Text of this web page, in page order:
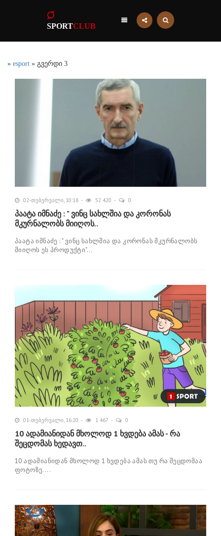
SPORTCLUB
» esport » გვერდი 3
02-თებერვალი, 10:18 52 420 0
პაატა იმნაძე : " ვინც სახლშია და კორონას
მკურნალობს მიიღოს..
პაატა იმნაძე : " ვინც სახლშია და კორონას მკურნალობს
მიიღოს ეს პროდუქტი"...
01-თებერვალი, 16:20 1 467 0
10 ადამიანიდან მხოლოდ 1 ხვდება ამას - რა
შეცდომას ხედავთ..
10 ადამიანიდან მხოლოდ 1 ხვდება ამას თუ რა შეცდომაა
ფოტოზე....